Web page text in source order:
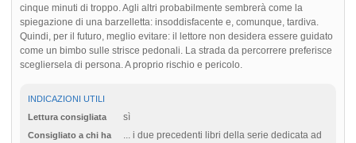
cinque minuti di troppo. Agli altri probabilmente sembrerà come la
spiegazione di una barzelletta: insoddisfacente e, comunque, tardiva.
Quindi, per il futuro, meglio evitare: il lettore non desidera essere guidato
come un bimbo sulle strisce pedonali. La strada da percorrere preferisce
scegliersela di persona. A proprio rischio e pericolo.
INDICAZIONI UTILI
Lettura consigliata
sì
Consigliato a chi ha
... i due precedenti libri della serie dedicata ad